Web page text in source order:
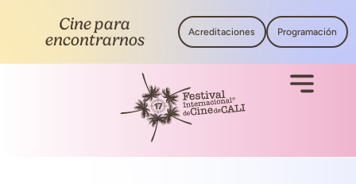
Cine para
encontrarnos
Acreditaciones Programación